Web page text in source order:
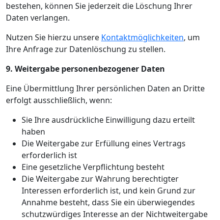
bestehen, können Sie jederzeit die Löschung Ihrer
Daten verlangen.
Nutzen Sie hierzu unsere Kontaktmöglichkeiten, um
Ihre Anfrage zur Datenlöschung zu stellen.
9. Weitergabe personenbezogener Daten
Eine Übermittlung Ihrer persönlichen Daten an Dritte
erfolgt ausschließlich, wenn:
Sie Ihre ausdrückliche Einwilligung dazu erteilt
haben
Die Weitergabe zur Erfüllung eines Vertrags
erforderlich ist
Eine gesetzliche Verpflichtung besteht
Die Weitergabe zur Wahrung berechtigter
Interessen erforderlich ist, und kein Grund zur
Annahme besteht, dass Sie ein überwiegendes
schutzwürdiges Interesse an der Nichtweitergabe